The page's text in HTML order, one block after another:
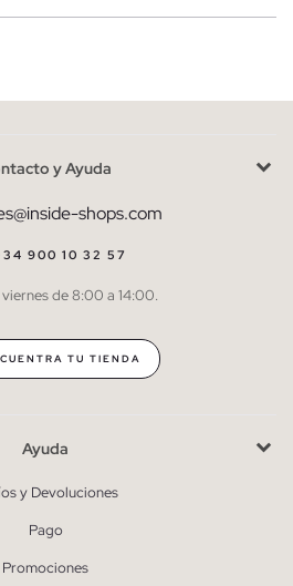
de privacidad
SUSCRIBIRME
suscripción en cualquier momento.
y Ayuda
shops.com
900 10 32 57
viernes de 8:00 a 14:00.
TU TIENDA
Ayuda
y Devoluciones
Pago
Promociones